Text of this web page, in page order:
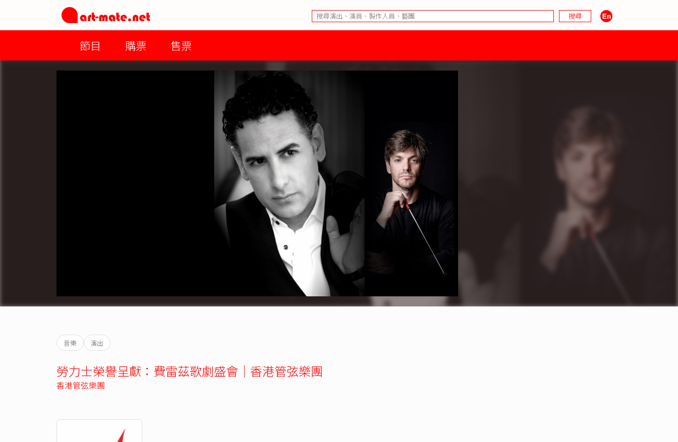
節目 購票 售票
音樂 演出
勞力士榮譽呈獻：費雷茲歌劇盛會｜香港管弦樂團
香港管弦樂團